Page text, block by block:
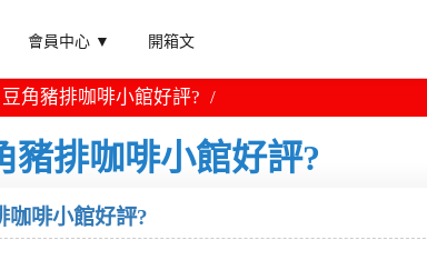
會員中心 ▼ 開箱文
角豬排咖啡小館好評?
豬排咖啡小館好評?
咖啡小館好評?